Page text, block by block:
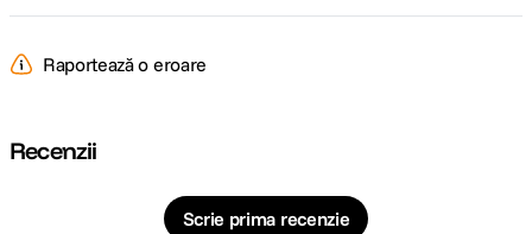
Raportează o eroare
Recenzii
Scrie prima recenzie